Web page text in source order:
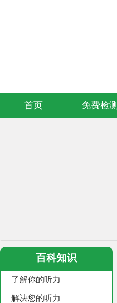
首页 免费检测
百科知识
了解你的听力
解决您的听力